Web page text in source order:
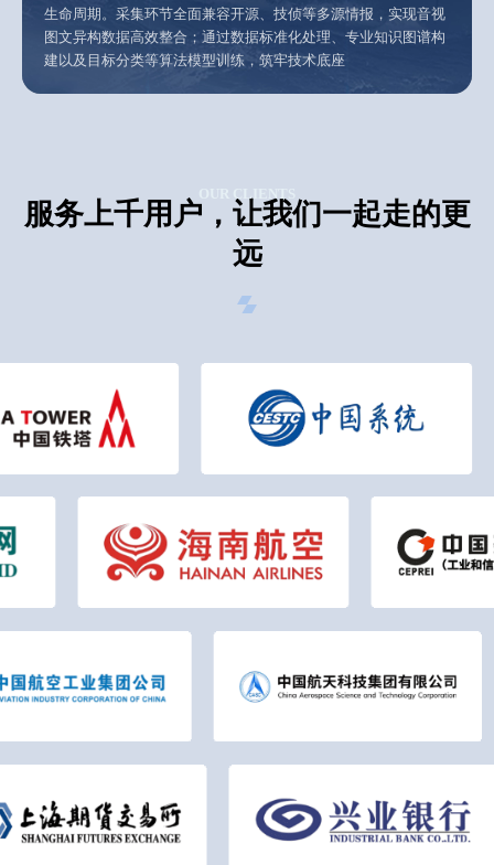
生命周期。采集环节全面兼容开源、技侦等多源情报，实现音视
图文异构数据高效整合；通过数据标准化处理、专业知识图谱构
建以及目标分类等算法模型训练，筑牢技术底座
服务上千用户，让我们一起走的更
远